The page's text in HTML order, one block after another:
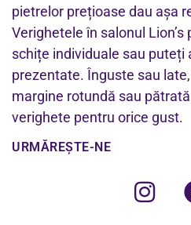
pietrelor prețioase dau așa
Verighetele în salonul
schițe individuale sau puteți
prezentate. Înguste sau
margine rotundă sau
verighete pentru orice gust.
URMĂREȘTE-NE